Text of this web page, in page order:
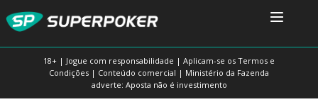
18+ | Jogue com responsabilidade | Aplicam-se os Termos e
Condições | Conteúdo comercial | Ministério da Fazenda
adverte: Aposta não é investimento